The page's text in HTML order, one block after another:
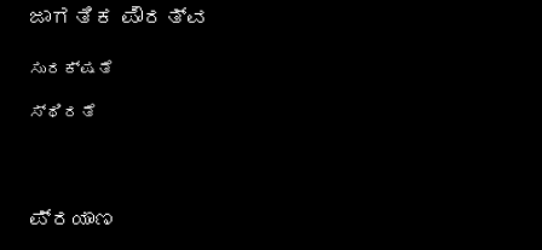
ಜಾಗತಿಕ ಪೌರತ್ವ
ಸುರಕ್ಷತೆ
ಸ್ಥಿರತೆ
ಪ್ರಯಾಣ